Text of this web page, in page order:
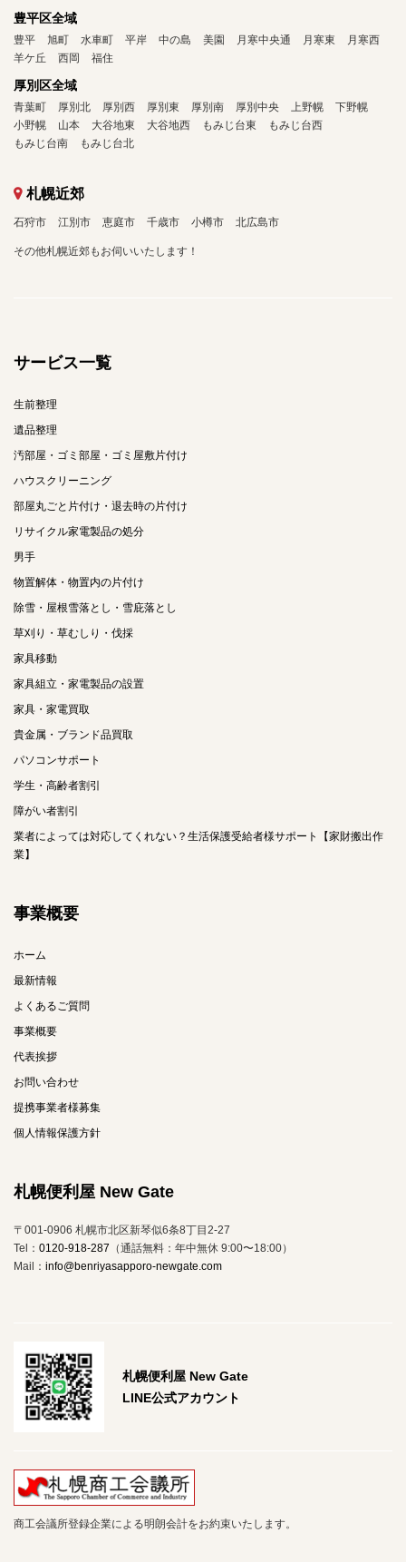
豊平区全域
豊平 旭町 水車町 平岸 中の島 美園 月寒中央通 月寒東
月寒西
羊ケ丘
西岡 福住
厚別区全域
青葉町 厚別北 厚別西 厚別東 厚別南 厚別中央 上野幌
下野幌
小野幌
山本 大谷地東 大谷地西 もみじ台東
もみじ台西
もみじ台南
もみじ台北
札幌近郊
石狩市 江別市 恵庭市 千歳市 小樽市 北広島市
その他札幌近郊もお伺いいたします！
サービス一覧
生前整理
遺品整理
汚部屋・ゴミ部屋・ゴミ屋敷片付け
ハウスクリーニング
部屋丸ごと片付け・退去時の片付け
リサイクル家電製品の処分
男手
物置解体・物置内の片付け
除雪・屋根雪落とし・雪庇落とし
草刈り・草むしり・伐採
家具移動
家具組立・家電製品の設置
家具・家電買取
貴金属・ブランド品買取
パソコンサポート
学生・高齢者割引
障がい者割引
業者によっては対応してくれない？生活保護受給者様サポート【家財搬出作
業】
事業概要
ホーム
最新情報
よくあるご質問
事業概要
代表挨拶
お問い合わせ
提携事業者様募集
個人情報保護方針
札幌便利屋 New Gate
〒001-0906 札幌市北区新琴似6条8丁目2-27
Tel： 0120-918-287 （通話無料：年中無休 9:00〜18:00）
Mail： info@benriyasapporo-newgate.com
札幌便利屋 New Gate
LINE公式アカウント
商工会議所登録企業による明朗会計をお約束いたします。